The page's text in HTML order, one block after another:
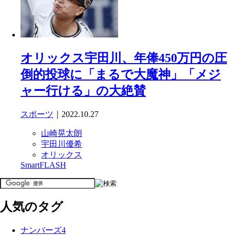
オリックス宇田川、年俸450万円の圧
倒的投球に「まるで大魔神」「メジ
ャー行ける」の大絶賛
スポーツ ｜2022.10.27
山崎晃太朗
宇田川優希
オリックス
SmartFLASH
人気のタグ
ナンバーズ4